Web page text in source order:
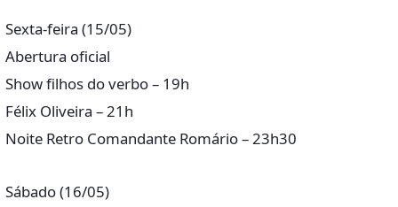
Sexta-feira (15/05)
Abertura oficial
Show filhos do verbo – 19h
Félix Oliveira – 21h
Noite Retro Comandante Romário – 23h30
Sábado (16/05)